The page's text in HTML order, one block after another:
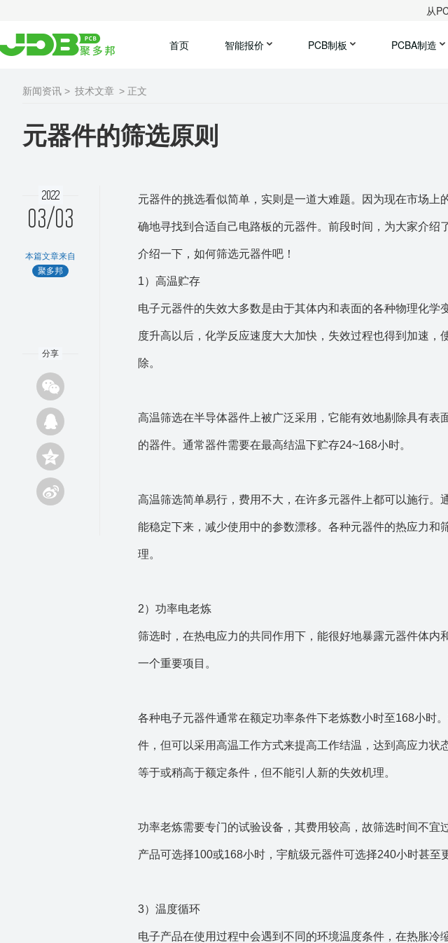
从
首页 智能报价 PCB制板 PCBA制造
新闻资讯 > 技术文章 > 正文
元器件的筛选原则
2022
03/03
本篇文章来自
聚多邦
分享
元器件的挑选看似简单，实则是一道大难题。因为现在市场上
确地寻找到合适自己电路板的元器件。前段时间，为大家介绍
介绍一下，如何筛选元器件吧！
1）高温贮存
电子元器件的失效大多数是由于其体内和表面的各种物理化学
度升高以后，化学反应速度大大加快，失效过程也得到加速，
除。
高温筛选在半导体器件上被广泛采用，它能有效地剔除具有表
的器件。通常器件需要在最高结温下贮存24~168小时。
高温筛选简单易行，费用不大，在许多元器件上都可以施行。
能稳定下来，减少使用中的参数漂移。各种元器件的热应力和
理。
2）功率电老炼
筛选时，在热电应力的共同作用下，能很好地暴露元器件体内
一个重要项目。
各种电子元器件通常在额定功率条件下老炼数小时至168小时
件，但可以采用高温工作方式来提高工作结温，达到高应力状
等于或稍高于额定条件，但不能引人新的失效机理。
功率老炼需要专门的试验设备，其费用较高，故筛选时间不宜
产品可选择100或168小时，宇航级元器件可选择240小时甚至
3）温度循环
电子产品在使用过程中会遇到不同的环境温度条件，在热胀冷